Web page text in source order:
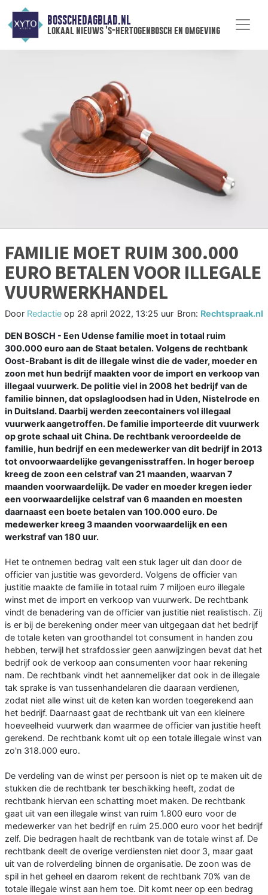
BOSSCHEDAGBLAD.NL
lokaal nieuws 's-hertogenbosch en omgeving
FAMILIE MOET RUIM 300.000
EURO BETALEN VOOR ILLEGALE
VUURWERKHANDEL
Door Redactie op 28 april 2022, 13:25 uur Bron: Rechtspraak.nl
DEN BOSCH - Een Udense familie moet in totaal ruim
300.000 euro aan de Staat betalen. Volgens de rechtbank
Oost-Brabant is dit de illegale winst die de vader, moeder en
zoon met hun bedrijf maakten voor de import en verkoop van
illegaal vuurwerk. De politie viel in 2008 het bedrijf van de
familie binnen, dat opslagloodsen had in Uden, Nistelrode en
in Duitsland. Daarbij werden zeecontainers vol illegaal
vuurwerk aangetroffen. De familie importeerde dit vuurwerk
op grote schaal uit China. De rechtbank veroordeelde de
familie, hun bedrijf en een medewerker van dit bedrijf in 2013
tot onvoorwaardelijke gevangenisstraffen. In hoger beroep
kreeg de zoon een celstraf van 21 maanden, waarvan 7
maanden voorwaardelijk. De vader en moeder kregen ieder
een voorwaardelijke celstraf van 6 maanden en moesten
daarnaast een boete betalen van 100.000 euro. De
medewerker kreeg 3 maanden voorwaardelijk en een
werkstraf van 180 uur.
Het te ontnemen bedrag valt een stuk lager uit dan door de
officier van justitie was gevorderd. Volgens de officier van
justitie maakte de familie in totaal ruim 7 miljoen euro illegale
winst met de import en verkoop van vuurwerk. De rechtbank
vindt de benadering van de officier van justitie niet realistisch. Zij
is er bij de berekening onder meer van uitgegaan dat het bedrijf
de totale keten van groothandel tot consument in handen zou
hebben, terwijl het strafdossier geen aanwijzingen bevat dat het
bedrijf ook de verkoop aan consumenten voor haar rekening
nam. De rechtbank vindt het aannemelijker dat ook in de illegale
tak sprake is van tussenhandelaren die daaraan verdienen,
zodat niet alle winst uit de keten kan worden toegerekend aan
het bedrijf. Daarnaast gaat de rechtbank uit van een kleinere
hoeveelheid vuurwerk dan waarmee de officier van justitie heeft
gerekend. De rechtbank komt uit op een totale illegale winst van
zo'n 318.000 euro.
De verdeling van de winst per persoon is niet op te maken uit de
stukken die de rechtbank ter beschikking heeft, zodat de
rechtbank hiervan een schatting moet maken. De rechtbank
gaat uit van een illegale winst van ruim 1.800 euro voor de
medewerker van het bedrijf en ruim 25.000 euro voor het bedrijf
zelf. Die bedragen haalt de rechtbank van de totale winst af. De
rechtbank deelt de overige verdiensten niet door 3, maar gaat
uit van de rolverdeling binnen de organisatie. De zoon was de
spil in het geheel en daarom rekent de rechtbank 70% van de
totale illegale winst aan hem toe. Dit komt neer op een bedrag